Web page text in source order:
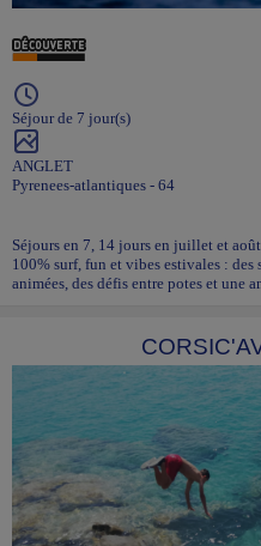
Séjour de 7 jour(s)
ANGLET
Pyrenees-atlantiques - 64
Séjours en 7, 14 jours en juillet et
100% surf, fun et vibes estivales : des
animées, des défis entre potes et une